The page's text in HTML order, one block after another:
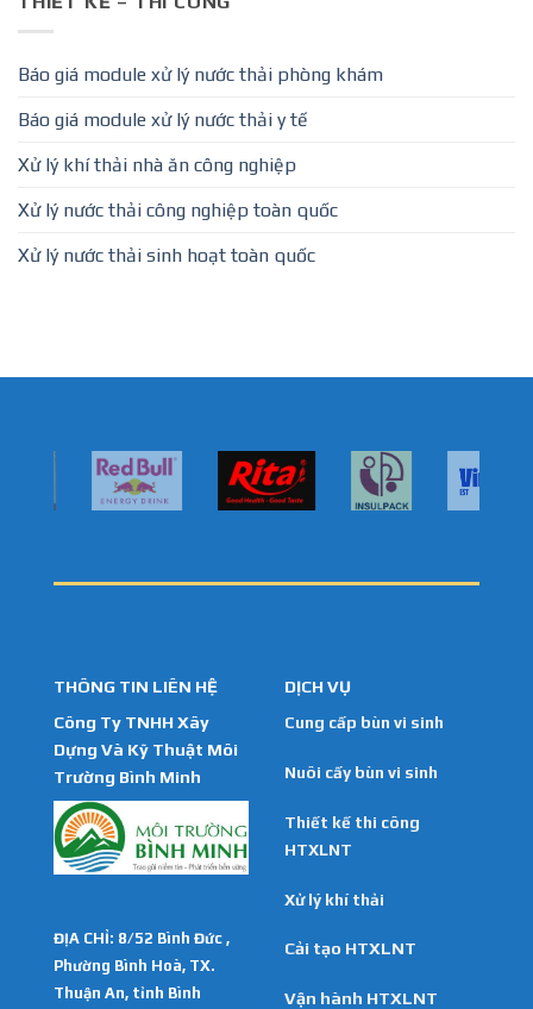
Báo giá module xử lý nước thải phòng khám
Báo giá module xử lý nước thải y tế
Xử lý khí thải nhà ăn công nghiệp
Xử lý nước thải công nghiệp toàn quốc
Xử lý nước thải sinh hoạt toàn quốc
THÔNG TIN LIÊN HỆ
Công Ty TNHH Xây
Dựng Và Kỹ Thuật Môi
Trường Bình Minh
ĐỊA CHỈ: 8/52 Bình Đức ,
Phường Bình Hoà, TX.
Thuận An, tỉnh Bình
DỊCH VỤ
Cung cấp bùn vi sinh
Nuôi cấy bùn vi sinh
Thiết kế thi công
HTXLNT
Xử lý khí thải
Cải tạo HTXLNT
Vận hành HTXLNT